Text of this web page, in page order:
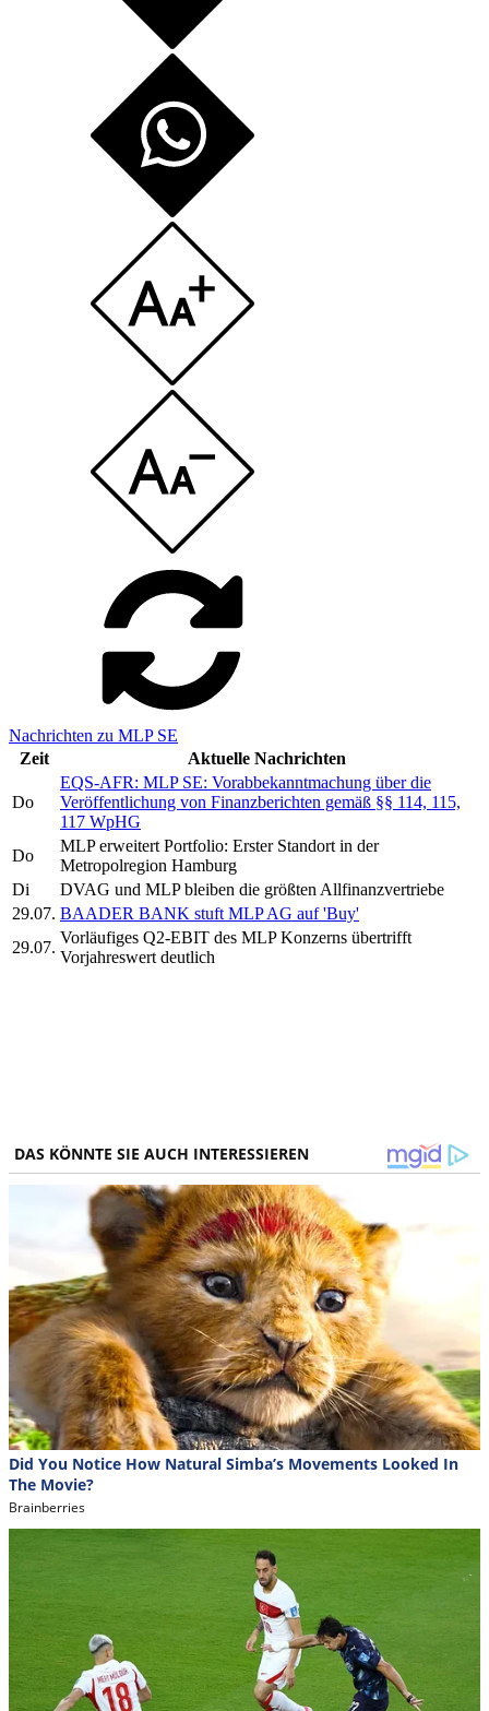
Nachrichten zu MLP SE
Zeit
Aktuelle Nachrichten
Do
EQS-AFR: MLP SE: Vorabbekanntmachung über die
Veröffentlichung von Finanzberichten gemäß §§ 114, 115,
117 WpHG
Do
MLP erweitert Portfolio: Erster Standort in der
Metropolregion Hamburg
Di
DVAG und MLP bleiben die größten Allfinanzvertriebe
29.07. BAADER BANK stuft MLP AG auf 'Buy'
29.07.
Vorläufiges Q2-EBIT des MLP Konzerns übertrifft
Vorjahreswert deutlich